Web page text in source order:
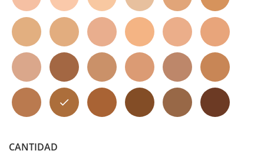
240w 230w 220c 245c 310n 325c
330n 510n 420w 425c 430c 450w
455w 445n 515w 530w 520w 540c
CANTIDAD